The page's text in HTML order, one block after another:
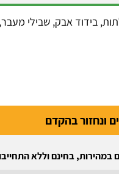
בידוד אבק, שבילי
ונחזור בהקדם
במהירות, בחינם וללא